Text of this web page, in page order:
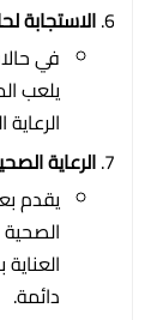
الاستجابة
في
يلعب
الرعاية
يقدم
دائمة.